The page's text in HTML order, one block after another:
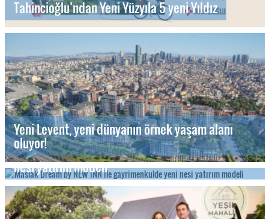
Tahincioğlu’ndan Yeni Yüzyıla 5 yeni Yıldız
Yeni Levent, yeni dünyanın örnek yaşam alanı
oluyor!
Maslak Dream by NEW INN ile gayrimenkulde yeni
nesi yatırım modeli